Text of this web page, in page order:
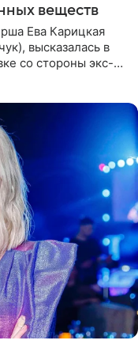
веществ
Ева Карицкая
высказалась в
со стороны экс-